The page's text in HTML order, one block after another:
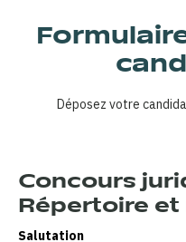
Déposez votre
Concours
Répertoire et
Salutation